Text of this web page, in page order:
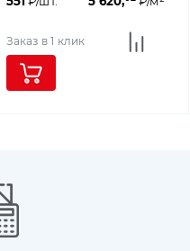
Заказ в 1 клик